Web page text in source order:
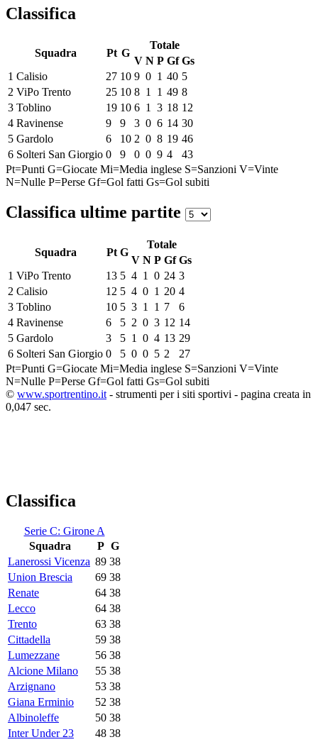
Classifica
Squadra Pt G
Totale
V N P Gf Gs
1 Calisio 27 10 9 0 1 40 5
2 ViPo Trento 25 10 8 1 1 49 8
3 Toblino 19 10 6 1 3 18 12
4 Ravinense 9 9 3 0 6 14 30
5 Gardolo 6 10 2 0 8 19 46
6 Solteri San Giorgio 0 9 0 0 9 4
43
Pt=Punti G=Giocate Mi=Media inglese S=Sanzioni V=Vinte
N=Nulle P=Perse Gf=Gol fatti Gs=Gol subiti
Classifica ultime partite
Squadra Pt G
Totale
V N P Gf Gs
1 ViPo Trento 13 5 4 1 0 24 3
2 Calisio 12 5 4 0 1 20 4
3 Toblino 10 5 3 1 1 7
6
4 Ravinense 6 5 2 0 3 12 14
5 Gardolo 3 5 1 0 4 13 29
6 Solteri San Giorgio 0 5 0 0 5 2
27
Pt=Punti G=Giocate Mi=Media inglese S=Sanzioni V=Vinte
N=Nulle P=Perse Gf=Gol fatti Gs=Gol subiti
© www.sportrentino.it - strumenti per i siti sportivi - pagina creata in
0,047 sec.
Classifica
Serie C: Girone A
Squadra
P G
Lanerossi Vicenza 89 38
Union Brescia
69 38
Renate
64 38
Lecco
64 38
Trento
63 38
Cittadella
59 38
Lumezzane
56 38
Alcione Milano
55 38
Arzignano
53 38
Giana Erminio
52 38
Albinoleffe
50 38
Inter Under 23
48 38